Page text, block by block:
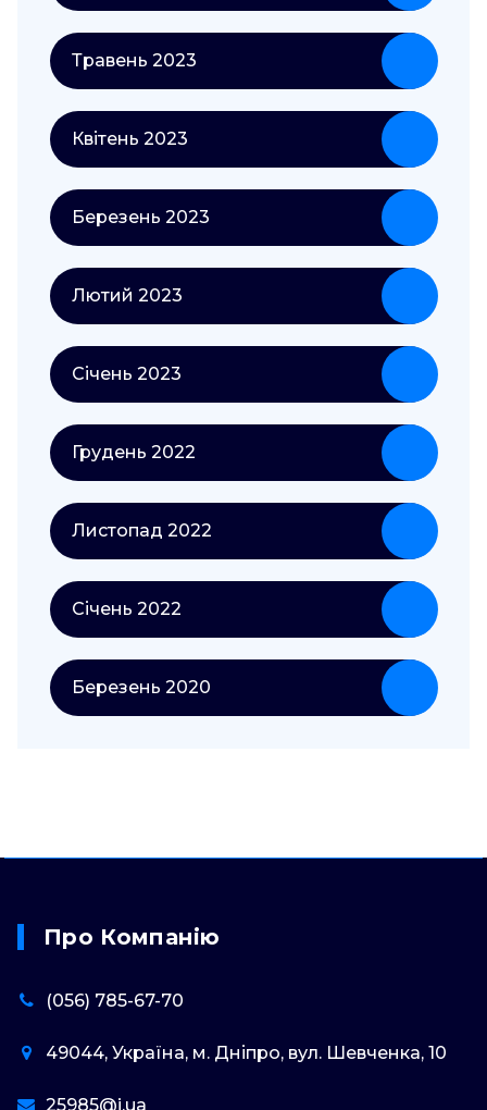
Травень 2023
Квітень 2023
Березень 2023
Лютий 2023
Січень 2023
Грудень 2022
Листопад 2022
Січень 2022
Березень 2020
Про Компанію
(056) 785-67-70
49044, Україна, м. Дніпро, вул. Шевченка, 10
25985@i.ua